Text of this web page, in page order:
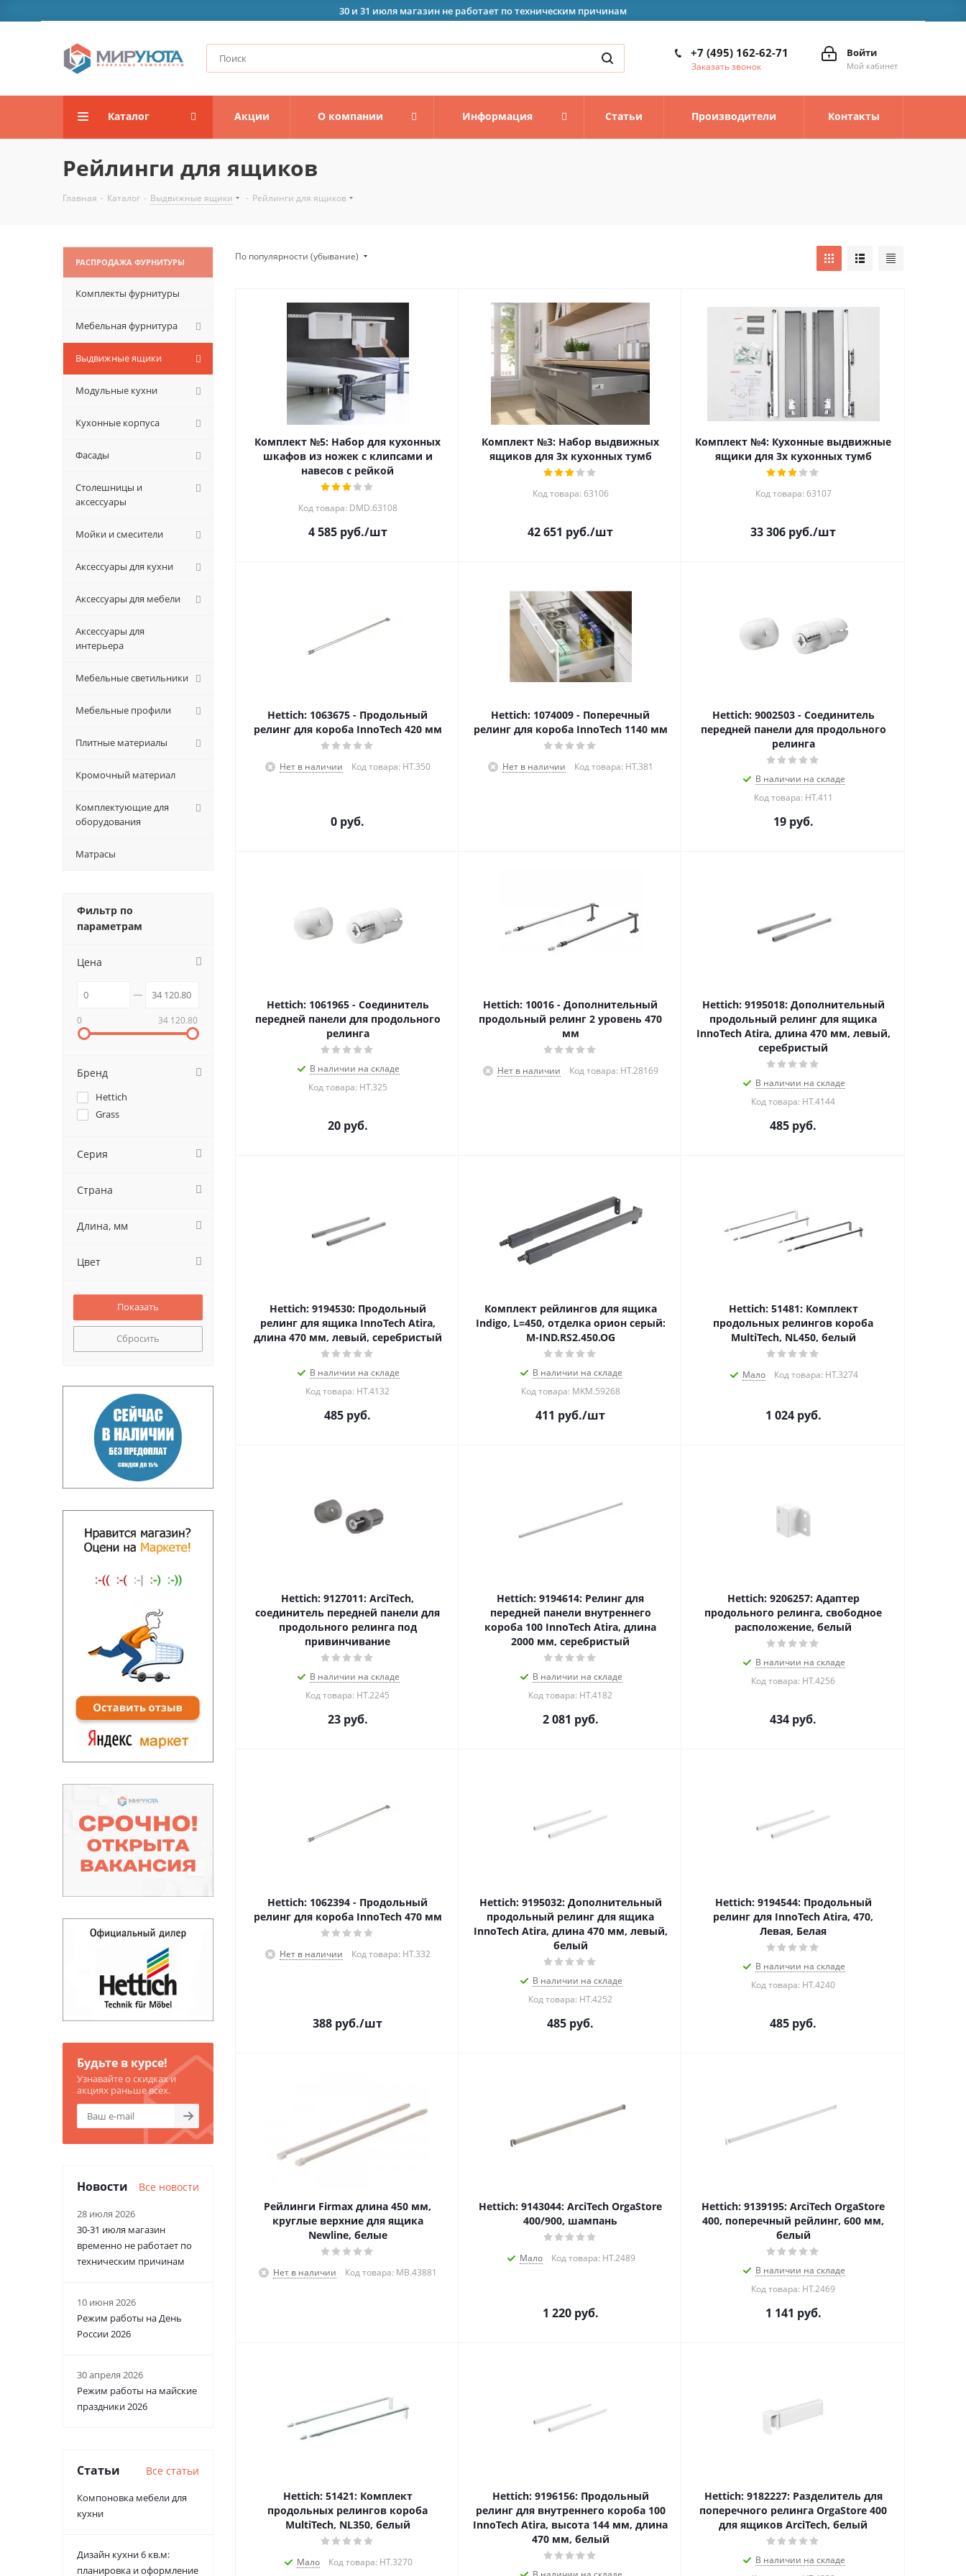
30 и 31 июля магазин не работает по техническим причинам
Войти
Мой кабинет
+7 (495) 162-62-71
Заказать звонок
Каталог Акции О компании Информация Статьи Производители Контакты
Рейлинги для ящиков
Главная - Каталог - Выдвижные ящики - Рейлинги для ящиков
По популярности (убывание)
Комплект №5: Набор для кухонных
шкафов из ножек с клипсами и
навесов с рейкой
Код товара: DMD.63108
4 585руб./шт
Комплект №3: Набор выдвижных
ящиков для 3х кухонных тумб
Код товара: 63106
42 651 руб./шт
Комплект №4: Кухонные выдвижные
ящики для 3х кухонных тумб
Код товара: 63107
33 306 руб./шт
Hettich: 1063675 - Продольный
релинг для короба InnoTech 420 мм
Нет в наличии Код товара: HT.350
0 руб.
Hettich: 1074009 - Поперечный
релинг для короба InnoTech 1140 мм
Нет в наличии Код товара: HT.381
Hettich: 9002503 - Соединитель
передней панели для продольного
релинга
В наличии на складе
Код товара: HT.411
19руб.
Hettich: 1061965 - Соединитель
передней панели для продольного
релинга
В наличии на складе
Код товара: HT.325
20руб.
Hettich: 10016 - Дополнительный
продольный релинг 2 уровень 470
мм
Нет в наличии Код товара: HT.28169
Hettich: 9195018: Дополнительный
продольный релинг для ящика
InnoTech Atira, длина 470 мм, левый,
серебристый
В наличии на складе
Код товара: HT.4144
485 руб.
Hettich: 9194530: Продольный
релинг для ящика InnoTech Atira,
длина 470 мм, левый, серебристый
В наличии на складе
Код товара: HT.4132
485 руб.
Комплект рейлингов для ящика
Indigo, L=450, отделка орион серый:
M-IND.RS2.450.OG
В наличии на складе
Код товара: MKM.59268
411 руб./шт
Hettich: 51481: Комплект
продольных релингов короба
MultiTech, NL450, белый
Мало Код товара: HT.3274
1 024руб.
Hettich: 9127011: ArciTech,
соединитель передней панели для
продольного релинга под
привинчивание
В наличии на складе
Код товара: HT.2245
23руб.
Hettich: 9194614: Релинг для
передней панели внутреннего
короба 100 InnoTech Atira, длина
2000 мм, серебристый
В наличии на складе
Код товара: HT.4182
2 081 руб.
Hettich: 9206257: Адаптер
продольного релинга, свободное
расположение, белый
В наличии на складе
Код товара: HT.4256
434 руб.
Hettich: 1062394 - Продольный
релинг для короба InnoTech 470 мм
Нет в наличии Код товара: HT.332
388 руб./шт
Hettich: 9195032: Дополнительный
продольный релинг для ящика
InnoTech Atira, длина 470 мм, левый,
белый
В наличии на складе
Код товара: HT.4252
485 руб.
Hettich: 9194544: Продольный
релинг для InnoTech Atira, 470,
Левая, Белая
В наличии на складе
Код товара: HT.4240
485 руб.
Рейлинги Firmax длина 450 мм,
круглые верхние для ящика
Newline, белые
Нет в наличии Код товара: MB.43881
Hettich: 9143044: ArciTech OrgaStore
400/900, шампань
Мало Код товара: HT.2489
1 220руб.
Hettich: 9139195: ArciTech OrgaStore
400, поперечный рейлинг, 600 мм,
белый
В наличии на складе
Код товара: HT.2469
1 141 руб.
Hettich: 51421: Комплект
продольных релингов короба
MultiTech, NL350, белый
Мало Код товара: HT.3270
Hettich: 9196156: Продольный
релинг для внутреннего короба 100
InnoTech Atira, высота 144 мм, длина
470 мм, белый
Hettich: 9182227: Разделитель для
поперечного релинга OrgaStore 400
для ящиков ArciTech, белый
В наличии на складе
РАСПРОДАЖА ФУРНИТУРЫ
Комплекты фурнитуры
Мебельная фурнитура
Выдвижные ящики
Модульные кухни
Кухонные корпуса
Фасады
Столешницы и
аксессуары
Мойки и смесители
Аксессуары для кухни
Аксессуары для мебели
Аксессуары для
интерьера
Мебельные светильники
Мебельные профили
Плитные материалы
Кромочный материал
Комплектующие для
оборудования
Матрасы
Фильтр по
параметрам
Цена
0 34 120.80
Бренд
Hettich
Grass
Серия
Страна
Длина, мм
Цвет
Сбросить
Будьте в курсе!
Узнавайте о скидках и
акциях раньше всех.
Новости Все новости
28 июля 2026
30-31 июля магазин
временно не работает по
техническим причинам
10 июня 2026
Режим работы на День
России 2026
30 апреля 2026
Режим работы на майские
праздники 2026
Статьи Все статьи
Компоновка мебели для
кухни
Дизайн кухни 6 кв.м:
планировка и оформление